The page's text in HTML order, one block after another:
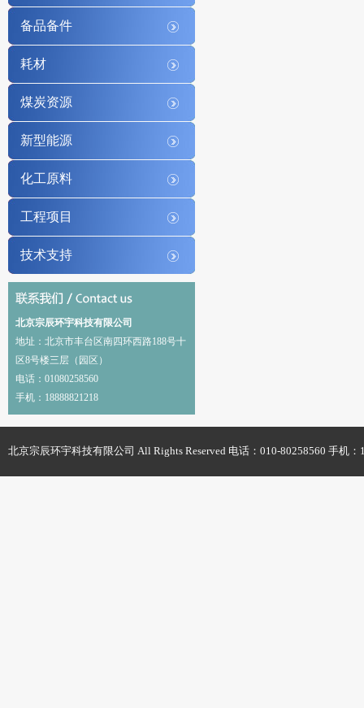
备品备件
耗材
煤炭资源
新型能源
化工原料
工程项目
技术支持
北京宗辰环宇科技有限公司
地址：北京市丰台区南四环西路188号十
区8号楼三层（园区）
电话：01080258560
手机：18888821218
北京宗辰环宇科技有限公司 All Rights Reserved 电话：010-80258560 手机